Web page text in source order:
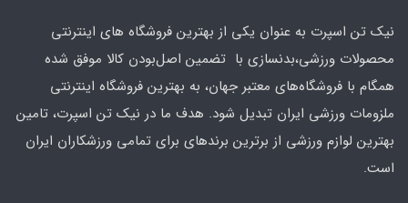
نیک تن اسپرت به عنوان یکی از بهترین فروشگاه های اینترنتی
محصولات ورزشی،بدنسازی با تضمین اصل‌بودن کالا موفق شده
همگام با فروشگاه‌های معتبر جهان، به بهترین فروشگاه اینترنتی
ملزومات ورزشی ایران تبدیل شود. هدف ما در نیک تن اسپرت، تامین
بهترین لوازم ورزشی از برترین برندهای برای تمامی ورزشکاران ایران
است.